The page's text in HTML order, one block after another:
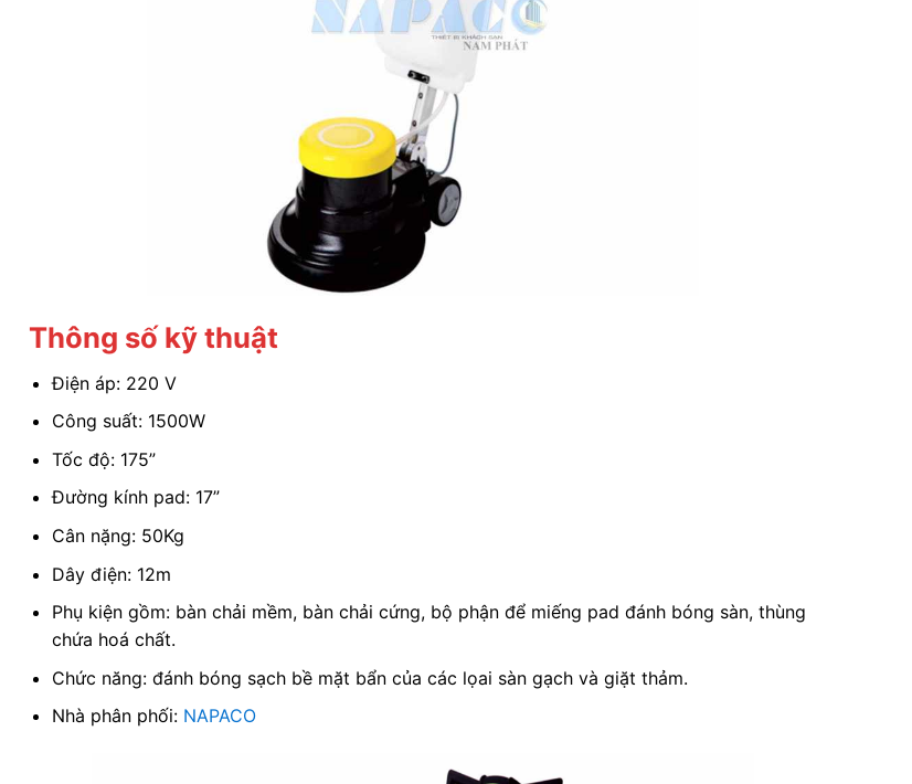
Thông số kỹ thuật
Điện áp: 220 V
Công suất: 1500W
Tốc độ: 175”
Đường kính pad: 17”
Cân nặng: 50Kg
Dây điện: 12m
Phụ kiện gồm: bàn chải mềm, bàn chải cứng, bộ phận để miếng pad đánh bóng sàn, thùng
chứa hoá chất.
Chức năng: đánh bóng sạch bề mặt bẩn của các lọai sàn gạch và giặt thảm.
Nhà phân phối: NAPACO